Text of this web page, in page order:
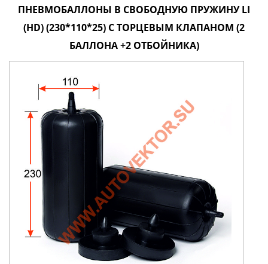
ПНЕВМОБАЛЛОНЫ В СВОБОДНУЮ ПРУЖИНУ LI
(HD) (230*110*25) С ТОРЦЕВЫМ КЛАПАНОМ (2
БАЛЛОНА +2 ОТБОЙНИКА)